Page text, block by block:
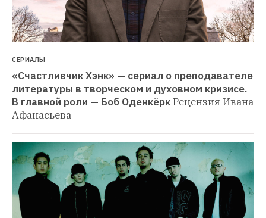
СЕРИАЛЫ
«Счастливчик Хэнк» — сериал о преподавателе
литературы в творческом и духовном кризисе.
В главной роли — Боб ОденкёркРецензия Ивана
Афанасьева